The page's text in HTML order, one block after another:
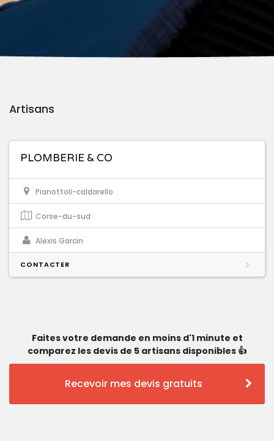
Artisans
PLOMBERIE & CO
Pianottoli-caldarello
Corse-du-sud
Alexis Garcin
CONTACTER
Faites votre demande en moins d'1 minute et
comparez les devis de 5 artisans disponibles 👍
Recevoir mes devis gratuits